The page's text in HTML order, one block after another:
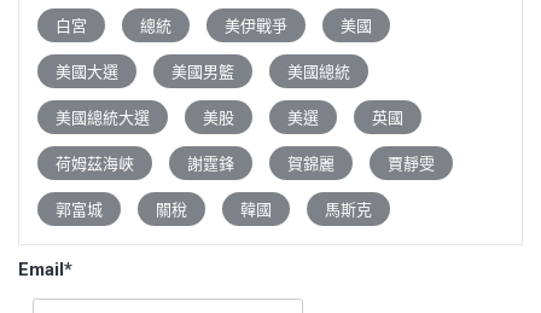
白宮 總統 美伊戰爭 美國
美國大選 美國男籃 美國總統
美國總統大選 美股 美選 英國
荷姆茲海峽 謝霆鋒 賀錦麗 賈靜雯
郭富城 關稅 韓國 馬斯克
Email*